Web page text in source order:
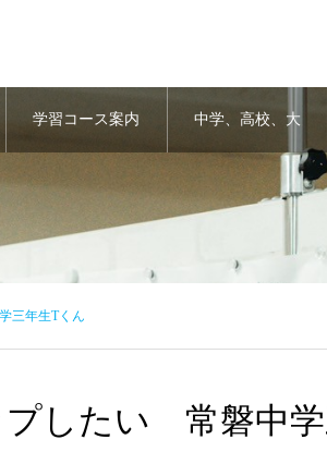
学習コース案内 中学、高校、大
三年生Tくん
したい 常磐中